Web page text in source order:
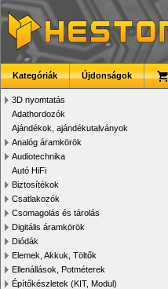
Kategóriák Újdonságok
3D nyomtatás
Adathordozók
Ajándékok, ajándékutalványok
Analóg áramkörök
Audiotechnika
Autó HiFi
Biztosítékok
Csatlakozók
Csomagolás és tárolás
Digitális áramkörök
Diódák
Elemek, Akkuk, Töltők
Ellenállások, Potméterek
Építőkészletek (KIT, Modul)